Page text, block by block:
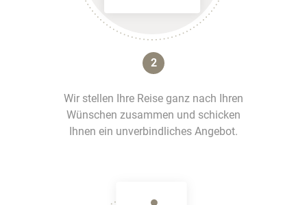
2
Wir stellen Ihre Reise ganz nach Ihren
Wünschen zusammen und schicken
Ihnen ein unverbindliches Angebot.